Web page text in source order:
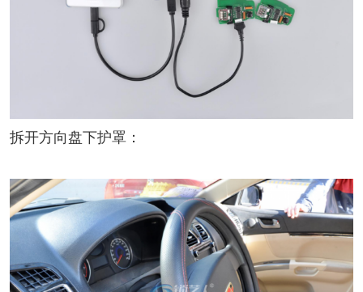
拆开方向盘下护罩：